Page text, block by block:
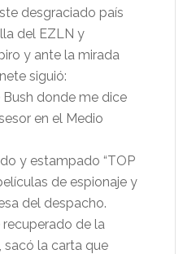
desgraciado país
del EZLN y
y ante la mirada
siguió:
donde me dice
en el Medio
y estampado “TOP
de espionaje y
del despacho.
recuperado de la
sacó la carta que